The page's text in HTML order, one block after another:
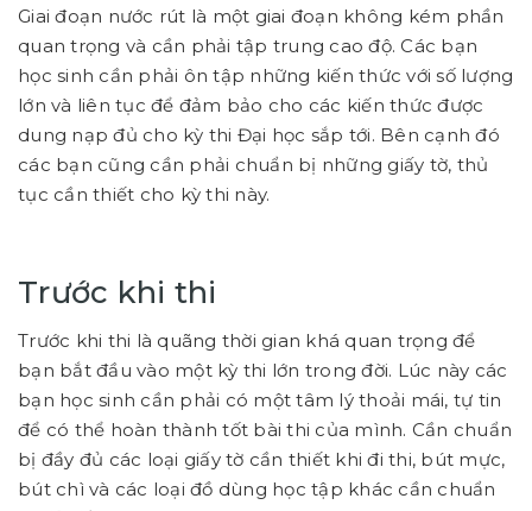
Giai đoạn nước rút là một giai đoạn không kém phần
quan trọng và cần phải tập trung cao độ. Các bạn
học sinh cần phải ôn tập những kiến thức với số lượng
lớn và liên tục để đảm bảo cho các kiến thức được
dung nạp đủ cho kỳ thi Đại học sắp tới. Bên cạnh đó
các bạn cũng cần phải chuẩn bị những giấy tờ, thủ
tục cần thiết cho kỳ thi này.
Trước khi thi
Trước khi thi là quãng thời gian khá quan trọng để
bạn bắt đầu vào một kỳ thi lớn trong đời. Lúc này các
bạn học sinh cần phải có một tâm lý thoải mái, tự tin
để có thể hoàn thành tốt bài thi của mình. Cần chuẩn
bị đầy đủ các loại giấy tờ cần thiết khi đi thi, bút mực,
bút chì và các loại đồ dùng học tập khác cần chuẩn